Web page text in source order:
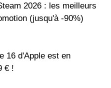
2026 : les meilleurs
(jusqu'à -90%)
16 d'Apple est en
€ !